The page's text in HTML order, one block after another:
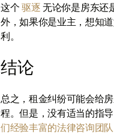
这个驱逐无论你是房东还
外，如果你是业主，想知
利。
结论
总之，租金纠纷可能会给
程。但是，没有适当的指
们经验丰富的法律咨询团队